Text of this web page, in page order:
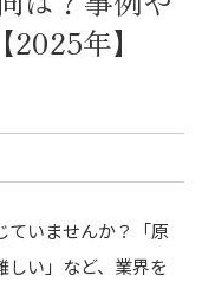
年】
ていませんか？「原
い」など、業界を